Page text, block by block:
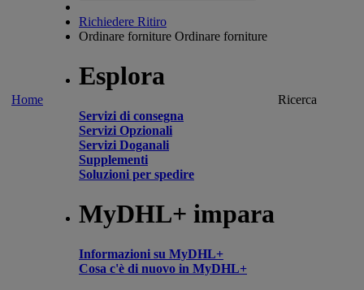
Home
Richiedere Ritiro
Ordinare forniture Ordinare forniture
Esplora
Servizi di consegna
Servizi Opzionali
Servizi Doganali
Supplementi
Soluzioni per spedire
MyDHL+ impara
Informazioni su MyDHL+
Cosa c'è di nuovo in MyDHL+
Ricerca